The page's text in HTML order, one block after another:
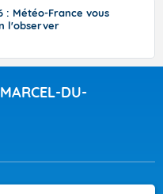
: Météo-France vous
l'observer
DU-